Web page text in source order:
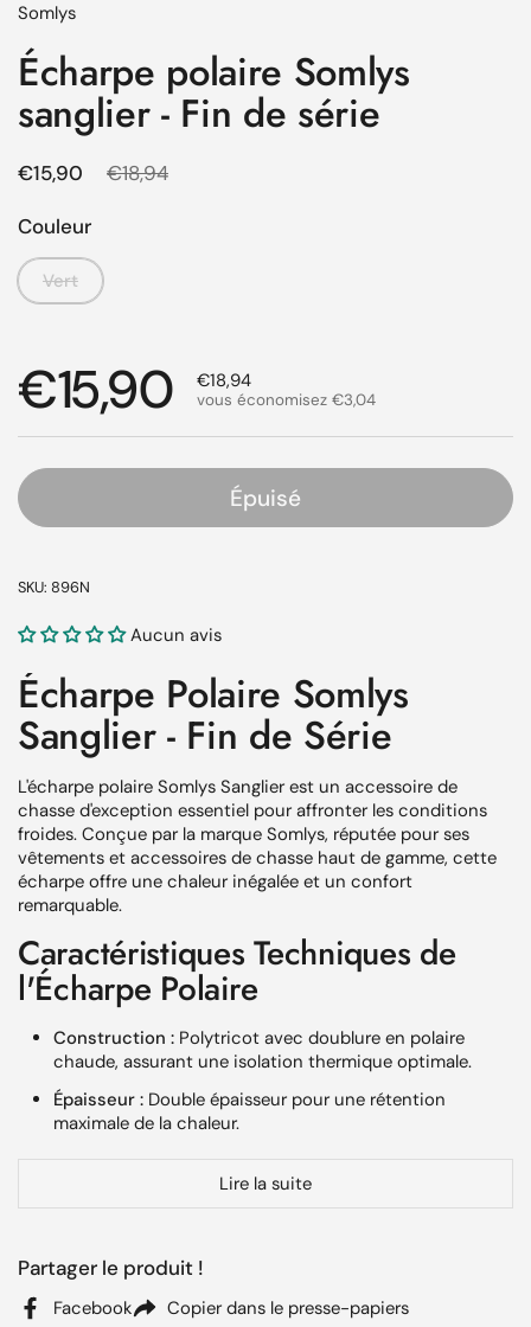
Somlys
Écharpe polaire Somlys
sanglier - Fin de série
Prix régulier
€15,90 Prix de solde
€18,94
Couleur
Vert
Prix régulier
€15,90 Prix de solde
€18,94
vous économisez €3,04
Épuisé
SKU: 896N
Aucun avis
Écharpe Polaire Somlys
Sanglier - Fin de Série
L'écharpe polaire Somlys Sanglier est un accessoire de
chasse d'exception essentiel pour affronter les conditions
froides. Conçue par la marque Somlys, réputée pour ses
vêtements et accessoires de chasse haut de gamme, cette
écharpe offre une chaleur inégalée et un confort
remarquable.
Caractéristiques Techniques de
l'Écharpe Polaire
Construction : Polytricot avec doublure en polaire
chaude, assurant une isolation thermique optimale.
Épaisseur : Double épaisseur pour une rétention
maximale de la chaleur.
Taille :Unique, convenant à tous les utilisateurs.
Pourquoi Choisir l'Écharpe Polaire
Somlys ?
Lire la suite
Partager le produit !
Facebook Copier dans le presse-papiers